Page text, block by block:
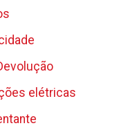
elétricas